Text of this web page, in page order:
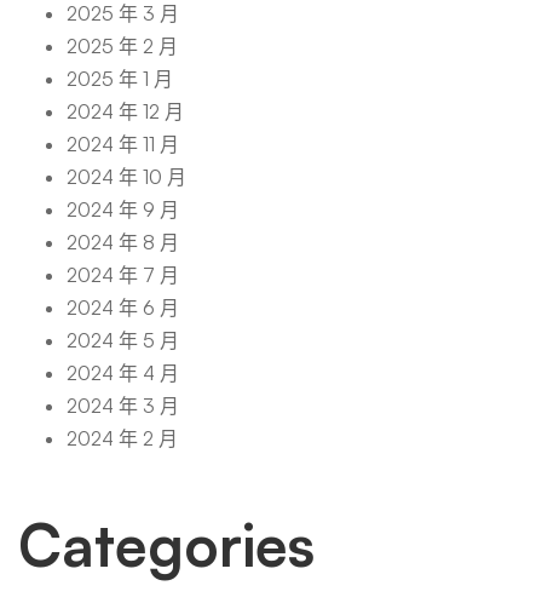
2025 年 3 月
2025 年 2 月
2025 年 1 月
2024 年 12 月
2024 年 11 月
2024 年 10 月
2024 年 9 月
2024 年 8 月
2024 年 7 月
2024 年 6 月
2024 年 5 月
2024 年 4 月
2024 年 3 月
2024 年 2 月
Categories